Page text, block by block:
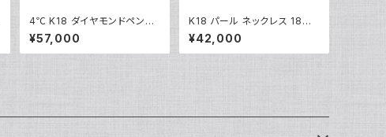
4℃ K18 ダイヤモンドペンダ
ントネックレス 18金 アズキチ
ェーン Y05099
¥57,000
K18 パール ネックレス 18金
喜平チェーン Y05173
¥42,000